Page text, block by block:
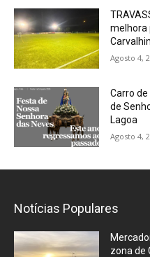
melhora
Agosto 4,
Carro
de
Lagoa
Agosto 4,
Notícias Populares
zona de